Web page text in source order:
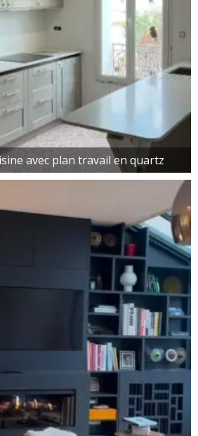
avec plan travail en quartz